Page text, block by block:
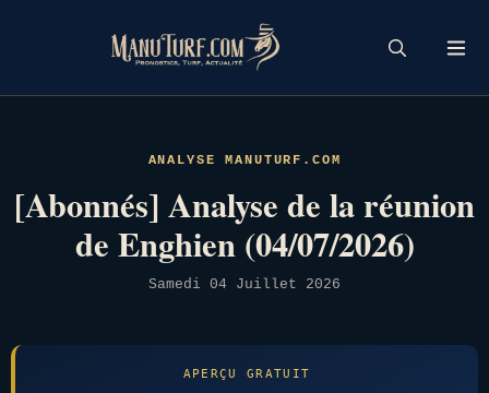
ANALYSE MANUTURF.COM
[Abonnés] Analyse de la réunion
de Enghien (04/07/2026)
Samedi 04 Juillet 2026
APERÇU GRATUIT